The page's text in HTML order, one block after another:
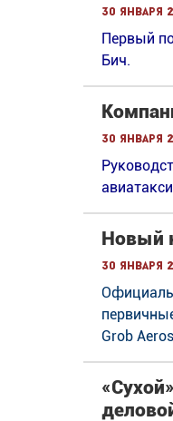
30 января
Первый
Бич.
30 января
Новый
30 января
Grob